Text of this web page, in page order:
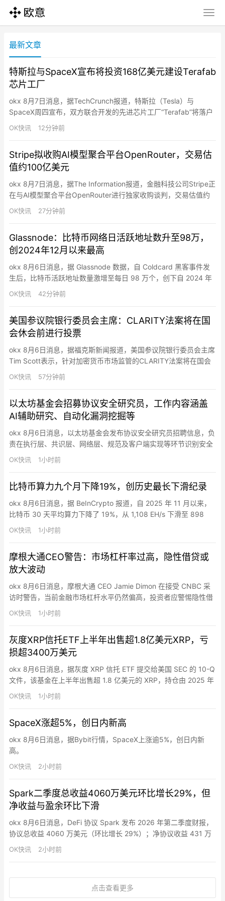
最新文章
特斯拉与SpaceX宣布将投资168亿美元建设Terafab
芯片工厂
okx 8月7日消息，据TechCrunch报道，特斯拉（Tesla）与
SpaceX周四宣布，双方联合开发的先进芯片工厂“Terafab”将落户
美国得州格莱姆斯县（Grimes County），位于休斯顿附近，项目
首期投资规模达168亿美元。SpaceX表示，该工厂计划建设超过1
最大的半导体制造设施…
OK快讯 12分钟前
Stripe拟收购AI模型聚合平台OpenRouter，交易估
值约100亿美元
okx 8月7日消息，据The Information报道，金融科技公司Stripe正
在与AI模型聚合平台OpenRouter进行独家收购谈判，交易估值约
为100亿美元。知情人士透露，OpenRouter此前已收到多家大型科
技公司的收购兴趣，但目前Stripe已进入独家谈判阶段。相关交易
2023…
OK快讯 27分钟前
Glassnode：比特币网络日活跃地址数升至98万，
创2024年12月以来最高
okx 8月6日消息，据 Glassnode 数据，自 Coldcard 黑客事件发
生后，比特币活跃地址数量激增至每日 98 万个，创下自 2024 年
12 月以来的最高纪录。这是由恐慌情绪驱动的链上活动。持有者将
资金转移到其他托管平台，反映的是出于安全考虑，而非市场信心
OK快讯 42分钟前
美国参议院银行委员会主席：CLARITY法案将在国
会休会前进行投票
okx 8月6日消息，据福克斯新闻报道，美国参议院银行委员会主席
Tim Scott表示，针对加密货币市场监管的CLARITY法案将在国会
休会前迎来投票，“毫无疑问会进行表决”，他表示参议院可能会延
长工作时间，不仅限于未来两天，以推动相关立法取得进展。他
落地“符合美国利益”，并称“我们会完成这项工作。”…
OK快讯 57分钟前
以太坊基金会招募协议安全研究员，工作内容涵盖
AI辅助研究、自动化漏洞挖掘等
okx 8月6日消息，以太坊基金会发布协议安全研究员招聘信息，负
责在执行层、共识层、网络层、规范及客户端实现等环节识别安全
漏洞，工作内容涵盖 AI 辅助安全研究与自动化漏洞挖掘、硬分叉
审查、模糊测试工具构建、协议变更人工审计及协调漏洞披露等。
OK快讯 1小时前
比特币算力九个月下降19%，创历史最长下滑纪录
okx 8月6日消息，据 BeInCrypto 报道，自 2025 年 11 月以来，
比特币 30 天平均算力下降了 19%，从 1,108 EH/s 下滑至 898
EH/s。Glassnode 数据显示，这九个月的下滑是该网络历史上持续
时间最长的。此次下滑恰逢矿业公司有史以来规模最大的资本迁
OK快讯 1小时前
摩根大通CEO警告：市场杠杆率过高，隐性借贷或
放大波动
okx 8月6日消息，摩根大通 CEO Jamie Dimon 在接受 CNBC 采
访时警告，当前金融市场杠杆水平仍然偏高，投资者应警惕隐性借
贷可能放大市场波动。“保证金债务是有史以来最高的。还有很多你
看不到的保证金债务，因为它们不叫保证金债务，而是叫其他名
包括通过一级经纪商、对冲基金、ETF …
OK快讯 1小时前
灰度XRP信托ETF上半年出售超1.8亿美元XRP，亏
损超3400万美元
okx 8月6日消息，据灰度 XRP 信托 ETF 提交给美国 SEC 的 10-Q
文件，该基金在上半年出售超 1.8 亿美元的 XRP，持仓由 2025 年
底的 1.2223 亿枚降至 6 月 30 日的 5504 万枚。受份额赎回影
响，其通过出售 XRP 已实现亏损 3416 万美元，另有未实现亏损
OK快讯 1小时前
SpaceX涨超5%，创日内新高
okx 8月6日消息，据Bybit行情，SpaceX上涨逾5%，创日内新
高。
OK快讯 2小时前
Spark二季度总收益4060万美元环比增长29%，但
净收益与盈余环比下滑
okx 8月6日消息，DeFi 协议 Spark 发布 2026 年第二季度财报，
协议总收益 4060 万美元（环比增长 29%）；净协议收益 431 万
美元（环比下降 38%）；净协议盈余 71 万美元（环比下降
79%），环比下降主要受 Spark 流动性层（SLL）价差持续收窄及
4850…
OK快讯 2小时前
点击查看更多